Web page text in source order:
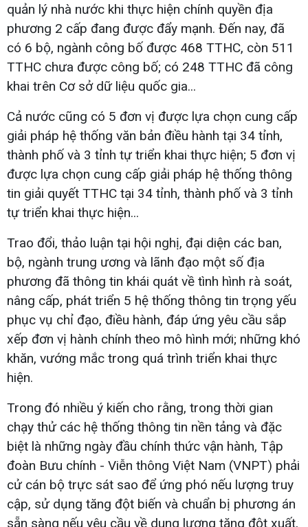
quản lý nhà nước khi thực hiện chính quyền địa
phương 2 cấp đang được đẩy mạnh. Đến nay, đã
có 6 bộ, ngành công bố được 468 TTHC, còn 511
TTHC chưa được công bố; có 248 TTHC đã công
khai trên Cơ sở dữ liệu quốc gia...
Cả nước cũng có 5 đơn vị được lựa chọn cung cấp
giải pháp hệ thống văn bản điều hành tại 34 tỉnh,
thành phố và 3 tỉnh tự triển khai thực hiện; 5 đơn vị
được lựa chọn cung cấp giải pháp hệ thống thông
tin giải quyết TTHC tại 34 tỉnh, thành phố và 3 tỉnh
tự triển khai thực hiện...
Trao đổi, thảo luận tại hội nghị, đại diện các ban,
bộ, ngành trung ương và lãnh đạo một số địa
phương đã thông tin khái quát về tình hình rà soát,
nâng cấp, phát triển 5 hệ thống thông tin trọng yếu
phục vụ chỉ đạo, điều hành, đáp ứng yêu cầu sắp
xếp đơn vị hành chính theo mô hình mới; những khó
khăn, vướng mắc trong quá trình triển khai thực
hiện.
Trong đó nhiều ý kiến cho rằng, trong thời gian
chạy thử các hệ thống thông tin nền tảng và đặc
biệt là những ngày đầu chính thức vận hành, Tập
đoàn Bưu chính - Viễn thông Việt Nam (VNPT) phải
cử cán bộ trực sát sao để ứng phó nếu lượng truy
cập, sử dụng tăng đột biến và chuẩn bị phương án
sẵn sàng nếu yêu cầu về dung lượng tăng đột xuất,